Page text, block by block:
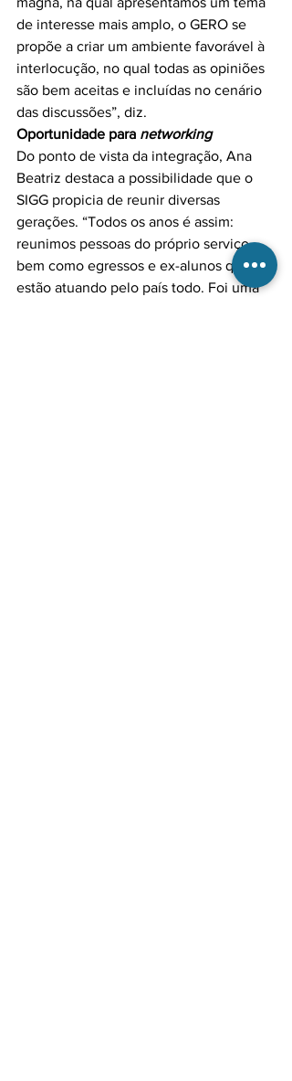
de interesse mais amplo, o GERO se
propõe a criar um ambiente favorável à
interlocução, no qual todas as opiniões
são bem aceitas e incluídas no cenário
Oportunidade para networking
Do ponto de vista da integração, Ana
Beatriz destaca a possibilidade que o
SIGG propicia de reunir diversas
gerações. “Todos os anos é assim:
reunimos pessoas do próprio serviço,
bem como egressos e ex-alunos que
estão atuando pelo país todo. Foi uma